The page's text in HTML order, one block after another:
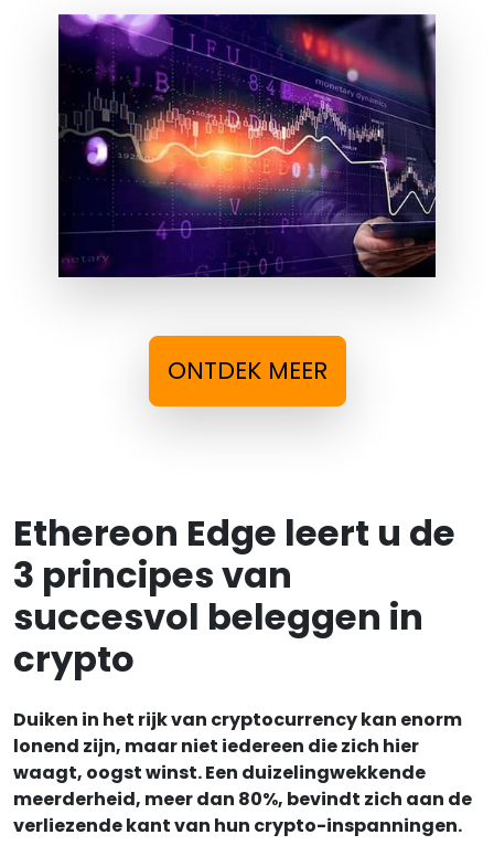
ONTDEK MEER
Ethereon Edge leert u de
3 principes van
succesvol beleggen in
crypto
Duiken in het rijk van cryptocurrency kan enorm
lonend zijn, maar niet iedereen die zich hier
waagt, oogst winst. Een duizelingwekkende
meerderheid, meer dan 80%, bevindt zich aan de
verliezende kant van hun crypto-inspanningen.